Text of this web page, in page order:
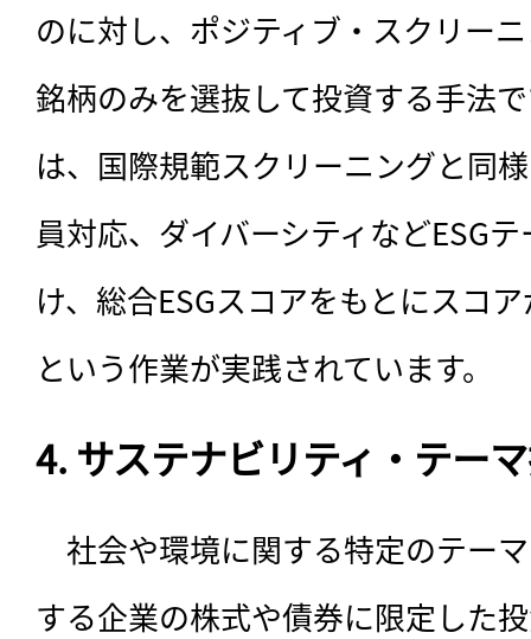
のに対し、ポジティブ・スクリー
銘柄のみを選抜して投資する手法
は、国際規範スクリーニングと同
員対応、ダイバーシティなどESG
け、総合ESGスコアをもとにスコ
という作業が実践されています。
4. サステナビリティ・テー
社会や環境に関する特定のテー
する企業の株式や債券に限定した